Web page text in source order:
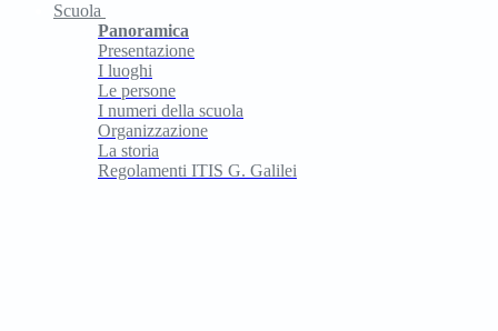
Scuola
Panoramica
Presentazione
I luoghi
Le persone
I numeri della scuola
Organizzazione
La storia
Regolamenti ITIS G. Galilei